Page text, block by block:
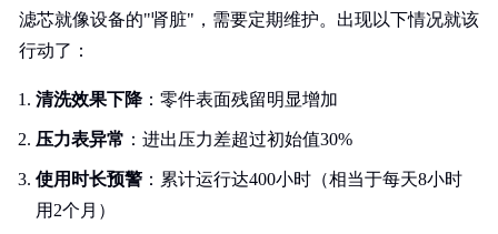
滤芯就像设备的"肾脏"，需要定期维护。出现以下情况就该
行动了：
清洗效果下降：零件表面残留明显增加
压力表异常 ：进出压力差超过初始值30%
使用时长预警 ：累计运行达400小时（相当于每天8小时
用2个月）